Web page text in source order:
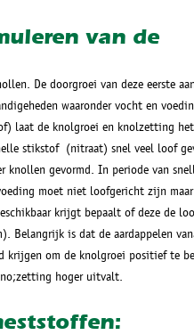
van de
De doorgroei van deze eerste
waaronder vocht en
laat de knolgroei en knolzetting
stikstof (nitraat) snel veel loof
gevormd. In periode van
moet niet loofgericht zijn
krijgt bepaalt of deze de
is dat de aardappelen
om de knolgroei positief te
hoger uitvalt.